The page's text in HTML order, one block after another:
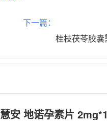
下一篇：
桂枝茯苓胶囊
安 地诺孕素片